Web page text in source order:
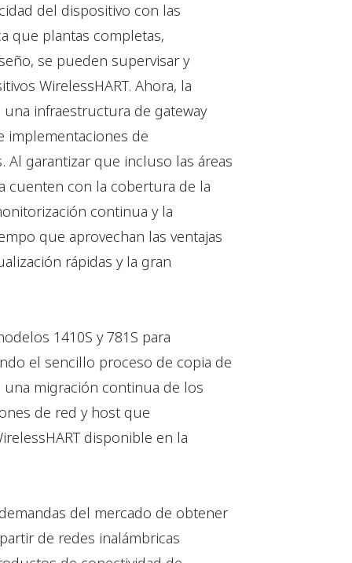
del dispositivo con las
que plantas completas,
se pueden supervisar y
WirelessHART. Ahora, la
infraestructura de gateway
implementaciones de
Al garantizar que incluso las áreas
cuenten con la cobertura de la
continua y la
que aprovechan las ventajas
rápidas y la gran
1410S y 781S para
el sencillo proceso de copia de
migración continua de los
de red y host que
disponible en la
del mercado de obtener
de redes inalámbricas